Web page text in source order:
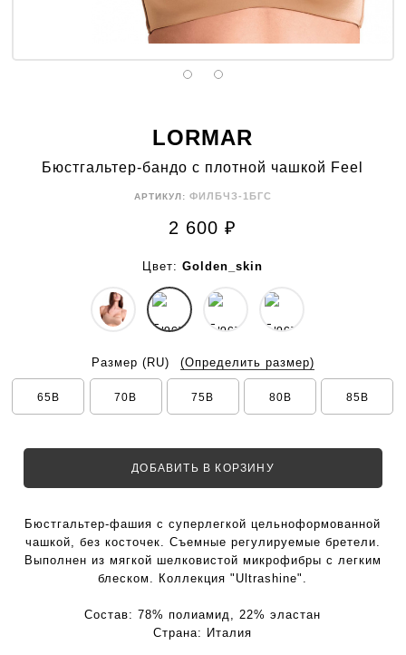
LORMAR
Бюстгальтер-бандо с плотной чашкой Feel
АРТИКУЛ: ФИЛБЧЗ-1БГС
2 600 ₽
Цвет:Golden_skin
Размер (RU) (Определить размер)
65B 70B 75B 80B 85B
ДОБАВИТЬ В КОРЗИНУ
Бюстгальтер-фашия с суперлегкой цельноформованной
чашкой, без косточек. Съемные регулируемые бретели.
Выполнен из мягкой шелковистой микрофибры с легким
блеском. Коллекция "Ultrashine".
Состав:78% полиамид, 22% эластан
Страна: Италия